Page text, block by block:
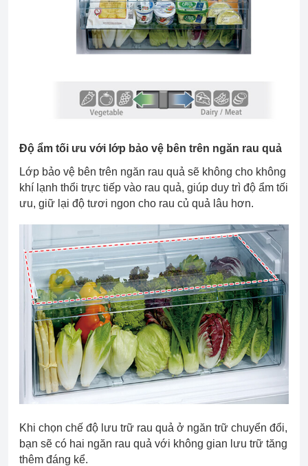
Độ ẩm tối ưu với lớp bảo vệ bên trên ngăn rau quả
Lớp bảo vệ bên trên ngăn rau quả sẽ không cho không
khí lạnh thổi trực tiếp vào rau quả, giúp duy trì độ ẩm tối
ưu, giữ lại độ tươi ngon cho rau củ quả lâu hơn.
Khi chọn chế độ lưu trữ rau quả ở ngăn trữ chuyển đổi,
bạn sẽ có hai ngăn rau quả với không gian lưu trữ tăng
thêm đáng kể.